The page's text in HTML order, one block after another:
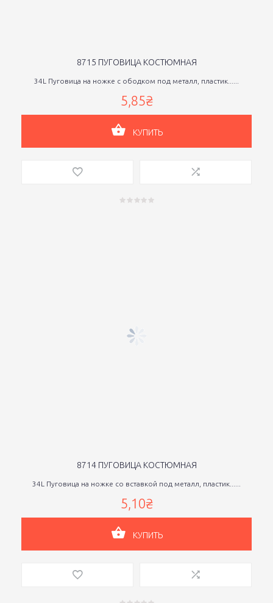
8715 ПУГОВИЦА КОСТЮМНАЯ
34L Пуговица на ножке с ободком под металл, пластик......
5,85₴
КУПИТЬ
8714 ПУГОВИЦА КОСТЮМНАЯ
34L Пуговица на ножке со вставкой под металл, пластик......
5,10₴
КУПИТЬ